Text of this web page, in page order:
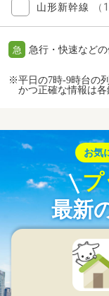
山形新幹線
急 急行・快速など
※平日の7時-9時台の
かつ正確な情報は
お気
プ
最新